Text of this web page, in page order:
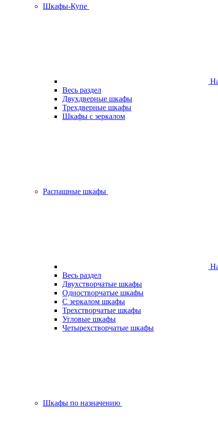
Шкафы-Купе
Весь раздел
Двухдверные шкафы
Трехдверные шкафы
Шкафы с зеркалом
Распашные шкафы
Весь раздел
Двухстворчатые шкафы
Одностворчатые шкафы
С зеркалом шкафы
Трехстворчатые шкафы
Угловые шкафы
Четырехстворчатые шкафы
Шкафы по назначению